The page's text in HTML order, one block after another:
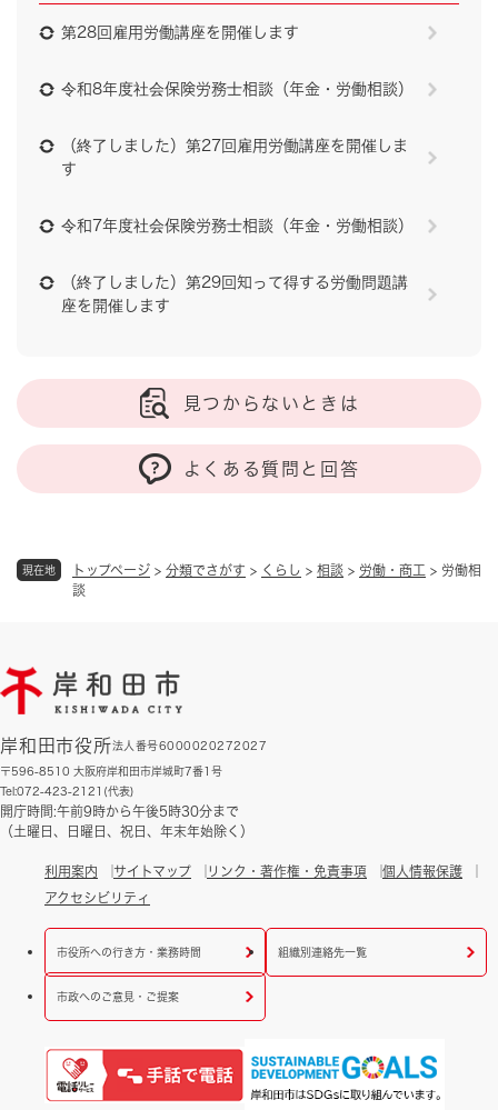
現在地 トップページ > 分類でさがす > くらし > 相談 > 労働・商工 > 労働相
談
第28回雇用労働講座を開催します
令和8年度社会保険労務士相談（年金・労働相談）
（終了しました）第27回雇用労働講座を開催しま
す
令和7年度社会保険労務士相談（年金・労働相談）
（終了しました）第29回知って得する労働問題講
座を開催します
見つからないときは
よくある質問と回答
岸和田市役所法人番号6000020272027
〒596-8510 大阪府岸和田市岸城町7番1号
Tel:072-423-2121(代表)
開庁時間:午前9時から午後5時30分まで
（土曜日、日曜日、祝日、年末年始除く）
利用案内 サイトマップ リンク・著作権・免責事項
個人情報保護
アクセシビリティ
市役所への行き方・業務時間 組織別連絡先一覧
市政へのご意見・ご提案